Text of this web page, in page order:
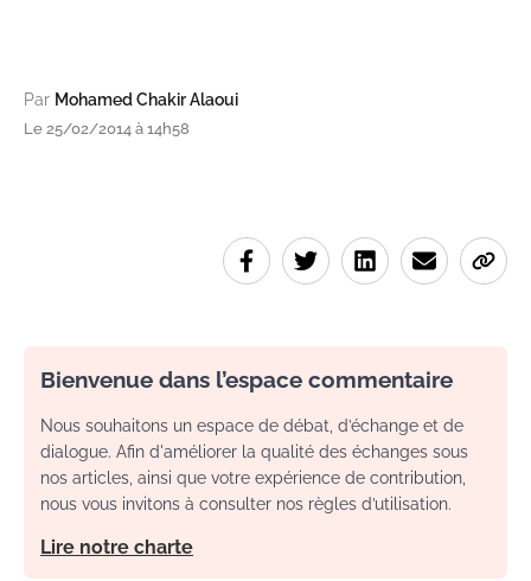
Par Mohamed Chakir Alaoui
Le 25/02/2014 à 14h58
Bienvenue dans l’espace commentaire
Nous souhaitons un espace de débat, d’échange et de
dialogue. Afin d'améliorer la qualité des échanges sous
nos articles, ainsi que votre expérience de contribution,
nous vous invitons à consulter nos règles d’utilisation.
Lire notre charte